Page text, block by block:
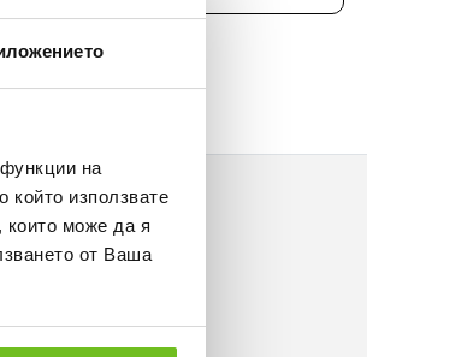
на
използвате
които може да я
от Ваша